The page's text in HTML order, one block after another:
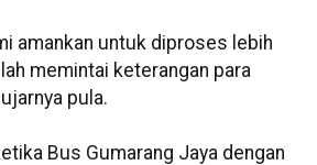
amankan untuk diproses lebih
memintai keterangan para
pula.
Bus Gumarang Jaya dengan